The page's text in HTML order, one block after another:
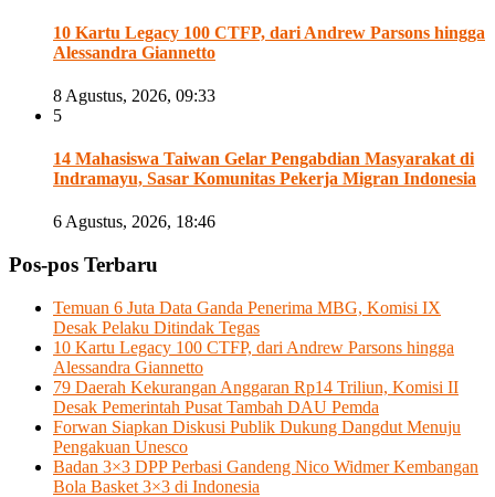
10 Kartu Legacy 100 CTFP, dari Andrew Parsons hingga
Alessandra Giannetto
8 Agustus, 2026, 09:33
5
14 Mahasiswa Taiwan Gelar Pengabdian Masyarakat di
Indramayu, Sasar Komunitas Pekerja Migran Indonesia
6 Agustus, 2026, 18:46
Pos-pos Terbaru
Temuan 6 Juta Data Ganda Penerima MBG, Komisi IX
Desak Pelaku Ditindak Tegas
10 Kartu Legacy 100 CTFP, dari Andrew Parsons hingga
Alessandra Giannetto
79 Daerah Kekurangan Anggaran Rp14 Triliun, Komisi II
Desak Pemerintah Pusat Tambah DAU Pemda
Forwan Siapkan Diskusi Publik Dukung Dangdut Menuju
Pengakuan Unesco
Badan 3×3 DPP Perbasi Gandeng Nico Widmer Kembangan
Bola Basket 3×3 di Indonesia